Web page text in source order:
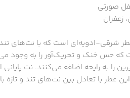
صورتی
زعفران
شرقی-ادویه‌ای است که با نت‌های تند
حس خنک و تحریک‌آور را به وجود
را به رایحه اضافه می‌کنند. نت
عطر با تعادل بین نت‌های تند و